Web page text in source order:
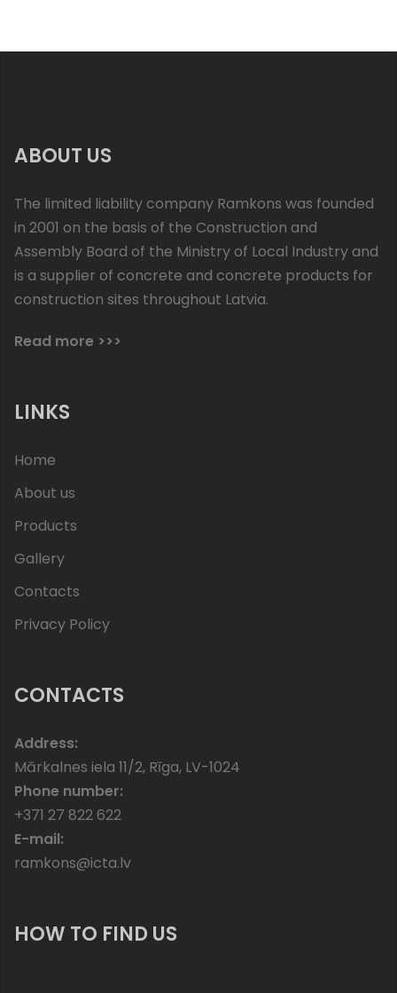
ABOUT US
The limited liability company Ramkons was founded
in 2001 on the basis of the Construction and
Assembly Board of the Ministry of Local Industry and
is a supplier of concrete and concrete products for
construction sites throughout Latvia.
Read more >>>
LINKS
Home
About us
Products
Gallery
Contacts
Privacy Policy
CONTACTS
Address:
Mārkalnes iela 11/2, Rīga, LV-1024
Phone number:
+371 27 822 622
E-mail:
ramkons@icta.lv
HOW TO FIND US